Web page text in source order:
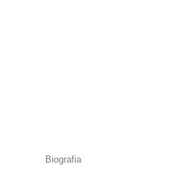
Biografia